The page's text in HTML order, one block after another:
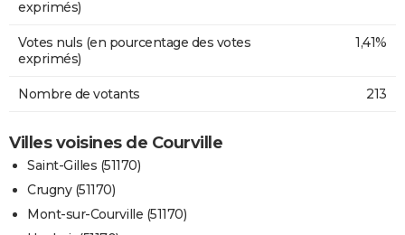
exprimés)
Votes nuls (en pourcentage des votes
exprimés)
1,41%
Nombre de votants 213
Villes voisines de Courville
Saint-Gilles (51170)
Crugny (51170)
Mont-sur-Courville (51170)